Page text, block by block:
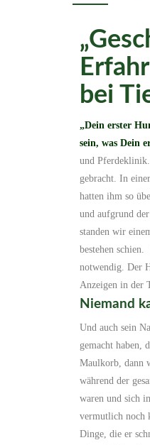
bei
„Dein erster
sein, was Dein
und
gebracht. In
hatten ihm so
und aufgrund
standen wir
bestehen
notwendig. Der
Anzeigen in der
Niemand
Und auch sein
gemacht haben,
Maulkorb, dann
während der
waren und sich
vermutlich noch
Dinge, die er